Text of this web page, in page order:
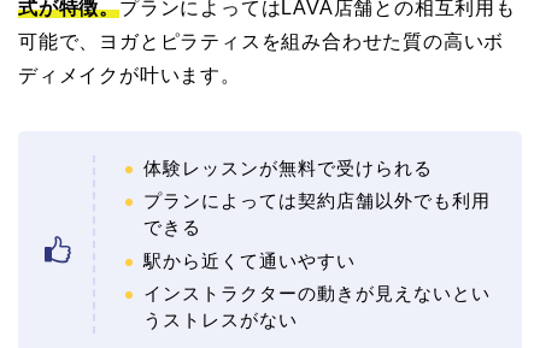
式が特徴。プランによってはLAVA店舗との相互利用も
可能で、ヨガとピラティスを組み合わせた質の高いボ
ディメイクが叶います。
体験レッスンが無料で受けられる
プランによっては契約店舗以外でも利用
できる
駅から近くて通いやすい
インストラクターの動きが見えないとい
うストレスがない